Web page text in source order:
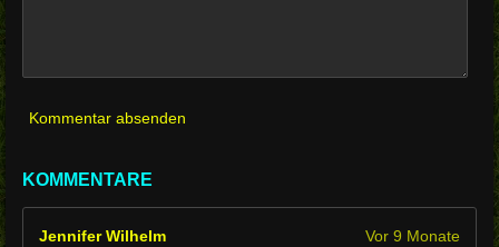
Kommentar absenden
KOMMENTARE
Jennifer Wilhelm
Vor 9 Monate